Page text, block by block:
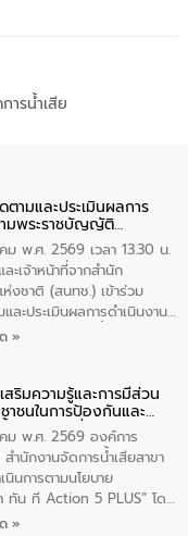
ารน้ำเสีย
ตามและประเมินผลการ
ามพระราชบัญญัติ
.ศ. 2561 ประจำ
พ.ศ. 2569
ม พ.ศ. 2569 เวลา 13.30 น.
ะเจ้าหน้าที่จากสำนัก
งชาติ (สนทช.) เข้าร่วม
ละประเมินผลการดำเนินงาน
ญัติทรัพยากรน้ำ พ.ศ. 2561
ชัยนาท โดยมีนายแสงชัย
ศมนตรีตำบลวัดสิงห์ คณะผู้
ตำบลวัดสิงห์ ผู้นำชุมชน และ
ที่เทศบาลตำบลวัดสิงก์ที่มี
ในโครงก่อสร้างศูนย์บริหาร
น้ำเทศบาลตำบลวัดสิงห์
ห้การต้อนรับ
»
สริมความรู้และการมีส่วน
าชนในการป้องกันและ
เสียอย่างยั่งยืน
ม พ.ศ. 2569 องค์การ
ำนักงานจัดการน้ำเสียสาขา
นินการตามนโยบาย
ทัน ที Action 5 PLUS” โดย
เสริมความรู้และการมีส่วน
»